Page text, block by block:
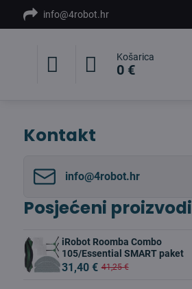
info@4robot.hr
Košarica
0 €
Kontakt
info​@4robot​.hr
Posjećeni proizvodi
iRobot Roomba Combo
105/Essential SMART paket
31,40 € 41,25 €